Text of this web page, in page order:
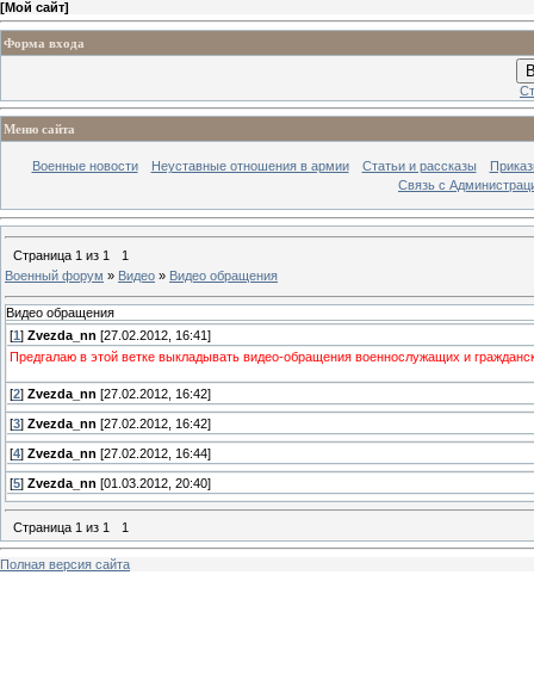
[Мой сайт]
Форма входа
Меню сайта
Военные новости Неуставные отношения в армии Статьи и рассказы
Связь с
Страница 1 из 1
1
Военный форум » Видео » Видео обращения
Видео обращения
[1 ] Zvezda_nn [27.02.2012, 16:41]
Предгалаю в этой ветке выкладывать видео-обращения военнослужащих и
[2] Zvezda_nn [27.02.2012, 16:42]
[3] Zvezda_nn [27.02.2012, 16:42]
[4] Zvezda_nn [27.02.2012, 16:44]
[5] Zvezda_nn [01.03.2012, 20:40]
Страница 1 из 1 1
Полная версия сайта